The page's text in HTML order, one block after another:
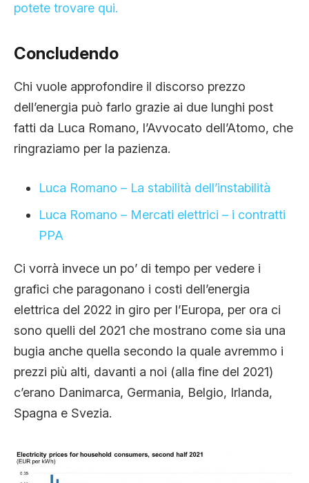
potete trovare qui.
Concludendo
Chi vuole approfondire il discorso prezzo
dell’energia può farlo grazie ai due lunghi post
fatti da Luca Romano, l’Avvocato dell’Atomo, che
ringraziamo per la pazienza.
Luca Romano – La stabilità dell’instabilità
Luca Romano – Mercati elettrici – i contratti
PPA
Ci vorrà invece un po’ di tempo per vedere i
grafici che paragonano i costi dell’energia
elettrica del 2022 in giro per l’Europa, per ora ci
sono quelli del 2021 che mostrano come sia una
bugia anche quella secondo la quale avremmo i
prezzi più alti, davanti a noi (alla fine del 2021)
c’erano Danimarca, Germania, Belgio, Irlanda,
Spagna e Svezia.